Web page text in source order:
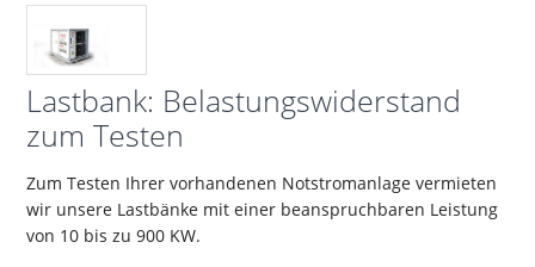
Lastbank: Belastungswiderstand
zum Testen
Zum Testen Ihrer vorhandenen Notstromanlage vermieten
wir unsere Lastbänke mit einer beanspruchbaren Leistung
von 10 bis zu 900 KW.